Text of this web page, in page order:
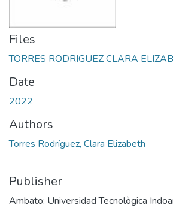
Files
TORRES RODRIGUEZ CLARA
Date
2022
Authors
Torres Rodríguez, Clara Elizabeth
Publisher
Ambato: Universidad Tecnològica